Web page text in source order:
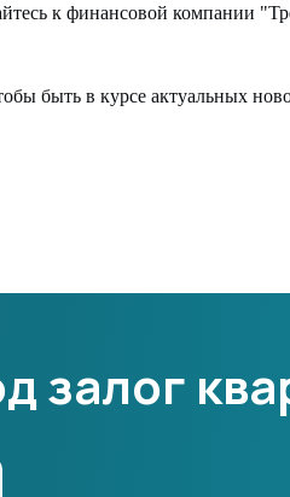
к финансовой компании
быть в курсе актуальных
залог